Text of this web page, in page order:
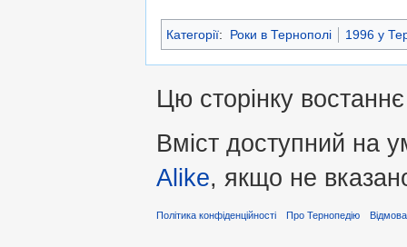
Категорії: Роки в Тернополі 1996 у
Цю сторінку
Вміст доступний на
Alike, якщо не
Політика конфіденційності Про Тернопедію Відмова